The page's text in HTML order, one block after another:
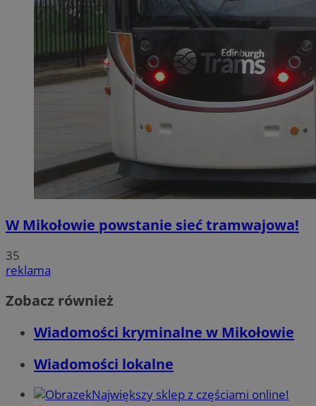
W Mikołowie powstanie sieć tramwajowa!
35
reklama
Zobacz również
Wiadomości kryminalne w Mikołowie
Wiadomości lokalne
Największy sklep z częściami online!